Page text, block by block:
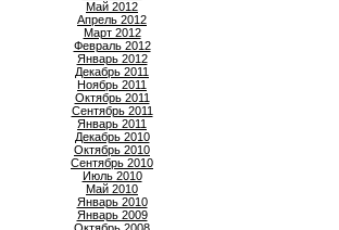
Май 2012
Апрель 2012
Март 2012
Февраль 2012
Январь 2012
Декабрь 2011
Ноябрь 2011
Октябрь 2011
Сентябрь 2011
Январь 2011
Декабрь 2010
Октябрь 2010
Сентябрь 2010
Июль 2010
Май 2010
Январь 2010
Январь 2009